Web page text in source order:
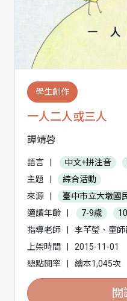
學生創作
一人二人或三人
譚靖蓉
語言 中文+拼注音
主題
綜合活動
來源
臺中市立大墩國
適讀年齡
7-9歲
指導老師
李芊瑩、童師
上架時間
2015-11-01
總點閱率
繪本1,045次